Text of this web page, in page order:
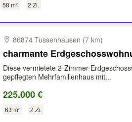
58 m² 2 Zi.
86874 Tussenhausen (7 km)
charmante
Diese vermietete 2-Zimmer-
gepflegten Mehrfamilienhaus mit...
225.000 €
63 m² 2 Zi.